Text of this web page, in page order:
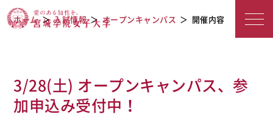
オープンキャンパス
ホーム 入試情報 オープンキャンパス 開催内容
3/28(土) オープンキャンパス、参
加申込み受付中！